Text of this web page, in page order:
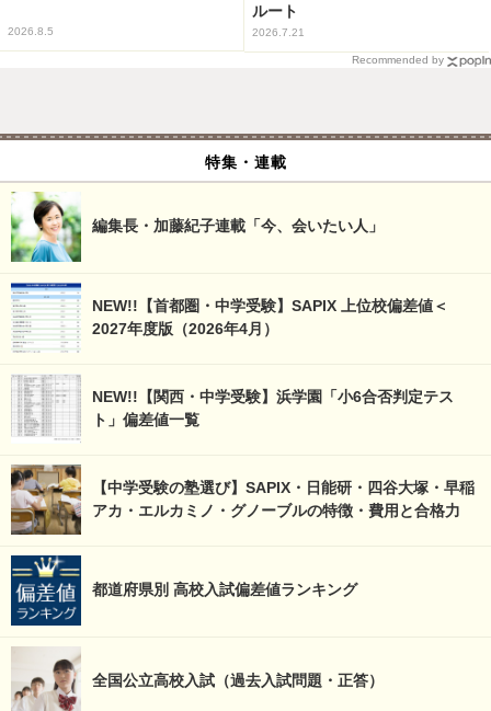
2026.8.5
ルート
2026.7.21
Recommended by
特集・連載
編集長・加藤紀子連載「今、会いたい人」
NEW!!【首都圏・中学受験】SAPIX 上位校偏差値＜
2027年度版（2026年4月）
NEW!!【関西・中学受験】浜学園「小6合否判定テス
ト」偏差値一覧
【中学受験の塾選び】SAPIX・日能研・四谷大塚・早稲
アカ・エルカミノ・グノーブルの特徴・費用と合格力
都道府県別 高校入試偏差値ランキング
全国公立高校入試（過去入試問題・正答）